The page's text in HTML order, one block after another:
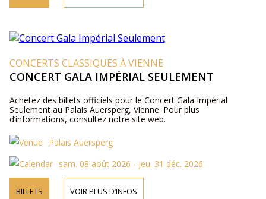
CONCERTS CLASSIQUES À VIENNE
CONCERT GALA IMPÉRIAL SEULEMENT
Achetez des billets officiels pour le Concert Gala Impérial
Seulement au Palais Auersperg, Vienne. Pour plus
d’informations, consultez notre site web.
Palais Auersperg
sam. 08 août 2026 - jeu. 31 déc. 2026
BILLETS VOIR PLUS D’INFOS